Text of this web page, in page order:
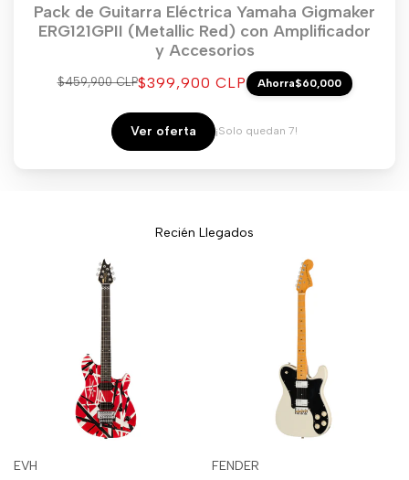
Pack de Guitarra Eléctrica Yamaha Gigmaker
ERG121GPII (Metallic Red) con Amplificador
y Accesorios
Precio
$459,900 CLPPrecio
venta
$399,900 CLP Ahorra$60,000
Ver oferta ¡Solo quedan 7!
Recién Llegados
sesión
Proveedor:
EVH
sesión
sesión
Vista
Proveedor:
FENDER